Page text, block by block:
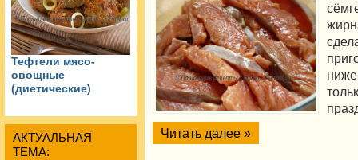
Тефтели мясо-
овощные
(диетические)
АКТУАЛЬНАЯ
ТЕМА:
Читать далее »